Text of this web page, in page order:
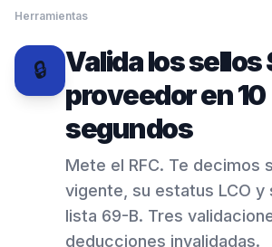
Herramientas
🔒
Valida los sellos
proveedor en 10
segundos
Mete el RFC. Te decimos
vigente, su estatus LCO y
lista 69-B. Tres
deducciones invalidadas.